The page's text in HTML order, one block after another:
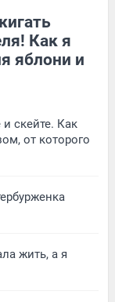
Как я
яблони и
скейте. Как
от которого
жить, а я